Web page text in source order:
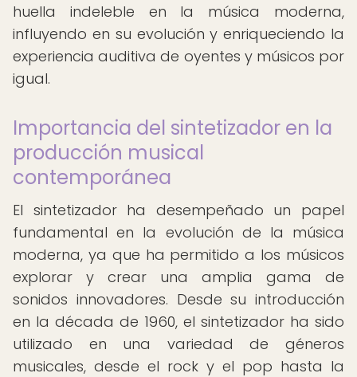
huella indeleble en la música moderna,
influyendo en su evolución y enriqueciendo la
experiencia auditiva de oyentes y músicos por
igual.
Importancia del sintetizador en la
producción musical
contemporánea
El sintetizador ha desempeñado un papel
fundamental en la evolución de la música
moderna, ya que ha permitido a los músicos
explorar y crear una amplia gama de
sonidos innovadores. Desde su introducción
en la década de 1960, el sintetizador ha sido
utilizado en una variedad de géneros
musicales, desde el rock y el pop hasta la